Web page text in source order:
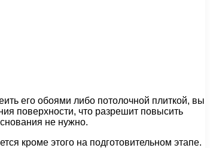
его обоями либо потолочной плиткой, вы
поверхности, что разрешит повысить
не нужно.
кроме этого на подготовительном этапе.